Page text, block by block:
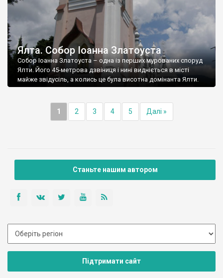
Ялта. Собор Іоанна Златоуста
Собор Іоанна Златоуста – одна із перших мурованих споруд
Ялти. Його 45-метрова дзвіниця і нині видніється в місті
майже звідусіль, а колись це була висотна домінанта Ялти.
1 2 3 4 5 Далі »
Станьте нашим автором
Підтримати сайт